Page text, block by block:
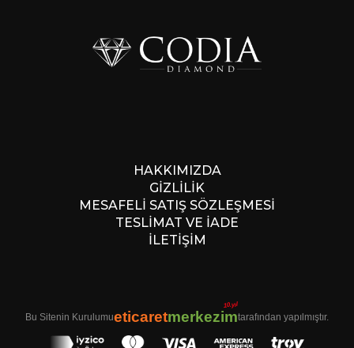
HAKKIMIZDA
GİZLİLİK
MESAFELİ SATIŞ SÖZLEŞMESİ
TESLİMAT VE İADE
İLETİŞİM
Bu Sitenin Kurulumueticaretmerkezim
10.yıl
tarafından yapılmıştır.